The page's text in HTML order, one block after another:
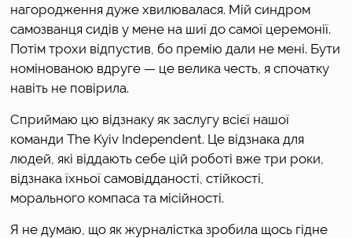
нагородження дуже хвилювалася. Мій синдром
самозванця сидів у мене на шиї до самої церемонії.
Потім трохи відпустив, бо премію дали не мені. Бути
номінованою вдруге — це велика честь, я спочатку
навіть не повірила.
Сприймаю цю відзнаку як заслугу всієї нашої
команди The Kyiv Independent. Це відзнака для
людей, які віддають себе цій роботі вже три роки,
відзнака їхньої самовідданості, стійкості,
морального компаса та місійності.
Я не думаю, що як журналістка зробила щось гідне